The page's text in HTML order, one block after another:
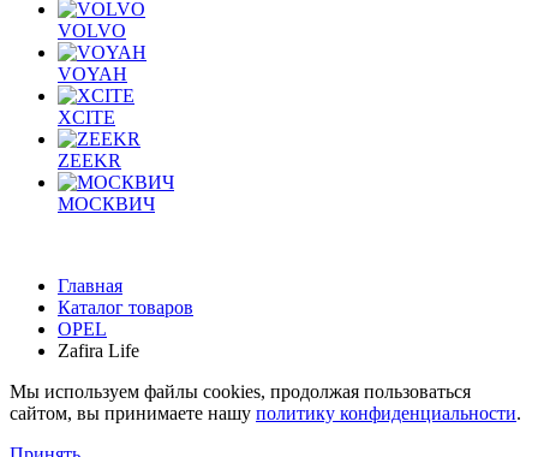
VOLVO
VOYAH
XCITE
ZEEKR
МОСКВИЧ
Главная
Каталог товаров
OPEL
Zafira Life
Мы используем файлы cookies, продолжая пользоваться
сайтом, вы принимаете нашу политику конфиденциальности.